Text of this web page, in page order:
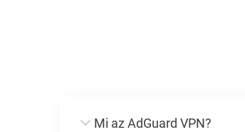
Mi az AdGuard VPN?